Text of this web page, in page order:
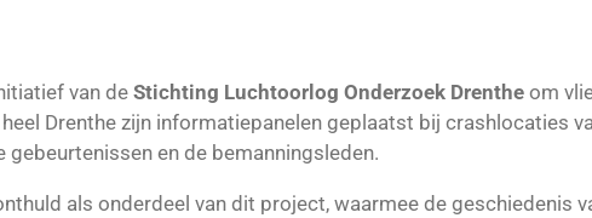
van de Stichting Luchtoorlog Onderzoek Drenthe om
Drenthe zijn informatiepanelen geplaatst bij crashlocaties
en de bemanningsleden.
als onderdeel van dit project, waarmee de geschiedenis